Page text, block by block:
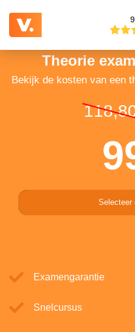
Theorie
Bekijk de kosten van een
Selecteer
Examengarantie
Snelcursus